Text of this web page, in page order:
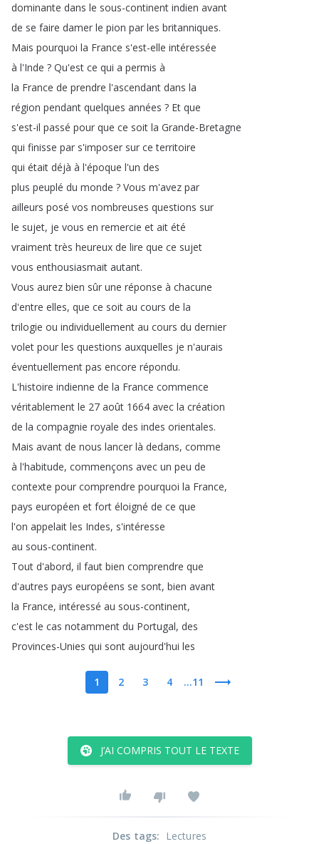
dominante dans le sous-continent indien avant
de se faire damer le pion par les britanniques.
Mais pourquoi la France s'est-elle intéressée
à l'Inde ? Qu'est ce qui a permis à
la France de prendre l'ascendant dans la
région pendant quelques années ? Et que
s'est-il passé pour que ce soit la Grande-Bretagne
qui finisse par s'imposer sur ce territoire
qui était déjà à l'époque l'un des
plus peuplé du monde ? Vous m'avez par
ailleurs posé vos nombreuses questions sur
le sujet, je vous en remercie et ait été
vraiment très heureux de lire que ce sujet
vous enthousiasmait autant.
Vous aurez bien sûr une réponse à chacune
d'entre elles, que ce soit au cours de la
trilogie ou individuellement au cours du dernier
volet pour les questions auxquelles je n'aurais
éventuellement pas encore répondu.
L'histoire indienne de la France commence
véritablement le 27 août 1664 avec la création
de la compagnie royale des indes orientales.
Mais avant de nous lancer là dedans, comme
à l'habitude, commençons avec un peu de
contexte pour comprendre pourquoi la France,
pays européen et fort éloigné de ce que
l'on appelait les Indes, s'intéresse
au sous-continent.
Tout d'abord, il faut bien comprendre que
d'autres pays européens se sont, bien avant
la France, intéressé au sous-continent,
c'est le cas notamment du Portugal, des
Provinces-Unies qui sont aujourd'hui les
1 2 3 4 ...11
J’AI COMPRIS TOUT LE TEXTE
Des tags: Lectures